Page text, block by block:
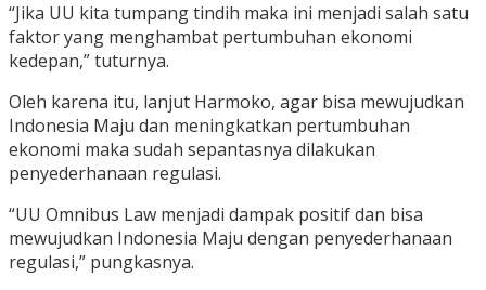
“Jika UU kita tumpang tindih maka ini menjadi salah satu
faktor yang menghambat pertumbuhan ekonomi
kedepan,” tuturnya.
Oleh karena itu, lanjut Harmoko, agar bisa mewujudkan
Indonesia Maju dan meningkatkan pertumbuhan
ekonomi maka sudah sepantasnya dilakukan
penyederhanaan regulasi.
“UU Omnibus Law menjadi dampak positif dan bisa
mewujudkan Indonesia Maju dengan penyederhanaan
regulasi,” pungkasnya.